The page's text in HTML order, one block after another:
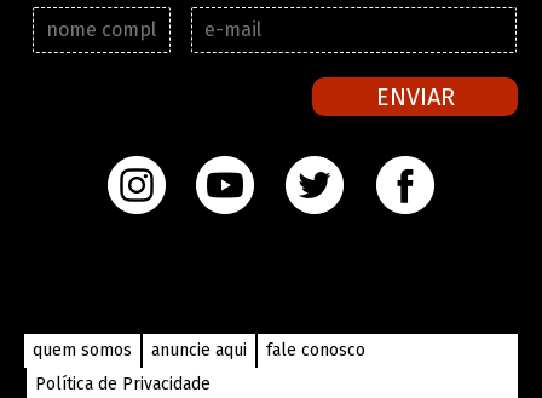
N
o
ENVIAR
quem somos anuncie aqui
fale conosco
Política de Privacidade